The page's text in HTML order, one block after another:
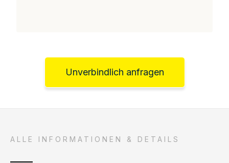
Unverbindlich anfragen
ALLE INFORMATIONEN & DETAILS